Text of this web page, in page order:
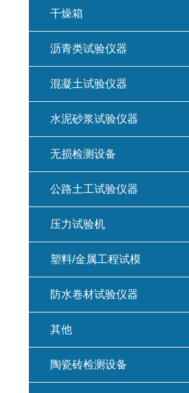
干燥箱
沥青类试验仪器
混凝土试验仪器
水泥砂浆试验仪器
无损检测设备
公路土工试验仪器
压力试验机
塑料/金属工程试模
防水卷材试验仪器
其他
陶瓷砖检测设备